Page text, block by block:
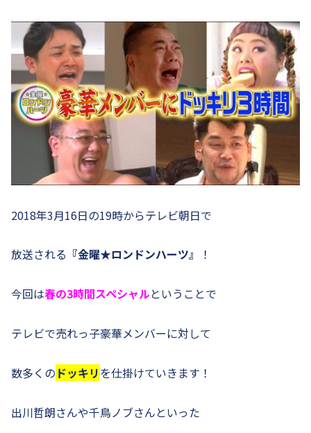
2018年3月16日の19時からテレビ朝日で
放送される 『金曜★ロンドンハーツ』 ！
今回は春の3時間スペシャルということで
テレビで売れっ子豪華メンバーに対して
数多くの ドッキリを仕掛けていきます！
出川哲朗さんや千鳥ノブさんといった